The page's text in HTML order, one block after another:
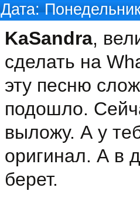
Дата:
KaSandra,
сделать на
эту песню
подошло.
выложу. А у
оригинал. А в
берет.